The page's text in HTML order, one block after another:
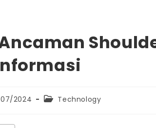
2024
PostTechnology